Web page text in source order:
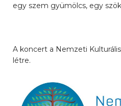
egy szem gyümölcs, egy
A koncert a Nemzeti
létre.